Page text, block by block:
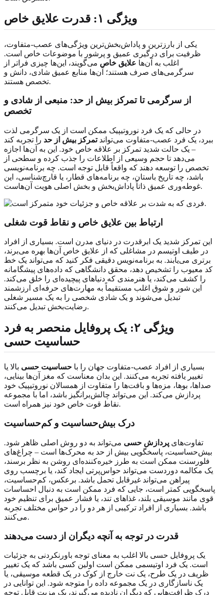
ویژگی ۱: قدرت علایق خاص
یکی از بارزترین و پاداش‌بخش‌ترین ویژگی‌های عصب‌-متفاوت،
ظرفیت برای درگیری عمیق و پرشور با موضوعات خاص است.
اغلب به آن‌ها علایق خاص می‌گویند، این‌ها چیزی فراتر از
سرگرمی‌های صرف هستند؛ آن‌ها منابع عمیق شادی، دانش و
تخصص هستند.
از سرگرمی تا تمرکز بیش از حد: منبعی از شادی و
تخصص
در حالی که یک فرد نوروتیپیک ممکن است از یک سرگرمی لذت
ببرد، یک فرد عصب‌-متفاوت می‌تواندتمرکز بیش از حد را تجربه کند
– یک حالت شدید تمرکز بر علاقه خاص خود. این به آن‌ها اجازه
می‌دهد تا حجم وسیعی از اطلاعات را جذب کرده و سطحی از
تخصص را توسعه دهند که واقعاً قابل توجه است. چه برنامه‌نویسی
باشد، چه تاریخ باستان، چه برنامه‌های قطار، یا قارچ‌شناسی، این
غوطه‌وری عمیق ذاتاً پاداش‌بخش و بخش اصلی هویت آن‌هاست.
ارتباط بین علایق خاص و نقاط قوت شغلی
این تمرکز شدید یک ابرقدرت در دنیای مدرن است. بسیاری از افراد
در طیف اوتیسم در مشاغلی که از علایق خاص آن‌ها بهره می‌برند،
برتری می‌یابند. به برنامه‌نویس دقیقی فکر کنید که می‌تواند یک خط
کد معیوب را تشخیص دهد، محقق دانشگاهی که داده‌های پیشگامانه
را کشف می‌کند، یا هنرمندی که دنیاهای پیچیده‌ای را خلق می‌کند.
این شور و شوق اغلب مستقیماً به مهارت‌های حرفه‌ای ارزشمند
تبدیل می‌شوند و یک شادی شخصی را به یک مسیر شغلی
رضایت‌بخش تبدیل می‌کنند.
ویژگی ۲: یک پروفایل منحصر به فرد
حساسیت حسی
بسیاری از افراد عصب‌-متفاوت جهان را با حساسیت حسی بالا یا
تغییر یافته تجربه می‌کنند. این بدان معناست که مغز آن‌ها بینایی،
صداها، بوها، مزه‌ها و بافت‌ها را متفاوت از همسالان نوروتیپیک خود
پردازش می‌کند. این می‌تواند چالش‌برانگیز باشد، اما با مجموعه
نقاط قوت خاص خود نیز همراه است.
درک بیش‌حساسیت و کم‌حساسیت
تفاوت‌های پردازش حسی می‌تواند به دو روش اصلی ظاهر شود.
بیش‌حساسیت، پاسخگویی بیش از حد به محرک‌ها است – چراغ‌های
فلورسنت ممکن است به طرز خیره‌کننده‌ای روشن به نظر برسند،
یک مکالمه دوردست می‌تواند حواس‌پرتی ایجاد کند، یا برچسب روی
پیراهن می‌تواند غیرقابل تحمل باشد. برعکس، کم‌حساسیت،
پاسخگویی کمتر است، جایی که فرد ممکن است به دنبال احساسات
قوی مانند موسیقی بلند، غذاهای تند، یا فشار عمیق برای تنظیم خود
باشد. بسیاری از افراد ترکیبی از هر دو را در حواس مختلف تجربه
می‌کنند.
قدرت در توجه به آنچه دیگران از دست می‌دهند
یک پروفایل حسی بالا اغلب به معنای توجه باورنکردنی به جزئیات
است. یک فرد اوتیسمی ممکن است اولین کسی باشد که یک تغییر
ظریف در یک طرح، یک نت خارج از کوک در یک قطعه موسیقی، یا
یک ناسازگاری در یک مجموعه داده را متوجه شود. این توانایی در
درک ظرافت‌هایی که دیگران نادیده می‌گیرند، یک مزیت قابل توجه